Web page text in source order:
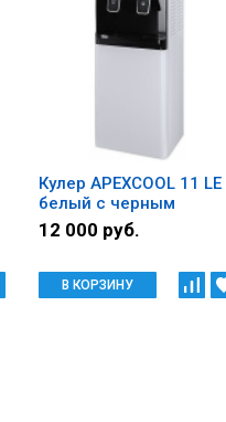
Кулер APEXCOOL 11 LЕ
белый с черным
12 000 руб.
В КОРЗИНУ